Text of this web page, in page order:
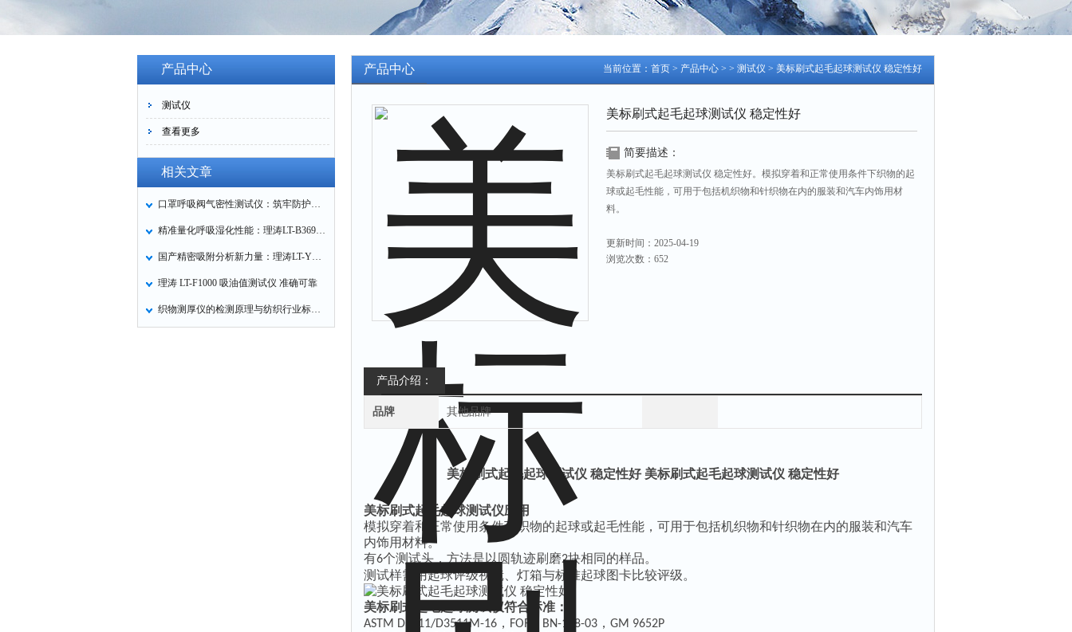
产品中心
测试仪
查看更多
相关文章
口罩呼吸阀气密性测试仪：筑牢防护口罩的质量关卡
精准量化呼吸湿化性能：理涛LT-B369湿化器数据采集装置技术解析
国产精密吸附分析新力量：理涛LT-Y019A全自动高压吸附仪的性能与应用解析
理涛 LT-F1000 吸油值测试仪 准确可靠
织物测厚仪的检测原理与纺织行业标准化应用
当前位置： 首页 > 产品中心 > > 测试仪 > 美标刷式起毛起球测试仪 稳定性好
产品中心
美标刷式起毛起球测试仪 稳定性好
简要描述：
美标刷式起毛起球测试仪 稳定性好。模拟穿着和正常使用条件下织物的起
球或起毛性能，可用于包括机织物和针织物在内的服装和汽车内饰用材
料。
更新时间：2025-04-19
浏览次数：652
产品介绍：
品牌 其他品牌
美标刷式起毛起球测试仪 稳定性好 美标刷式起毛起球测试仪 稳定性好
美标刷式起毛起球测试仪应用
模拟穿着和正常使用条件下织物的起球或起毛性能，可用于包括机织物和针织物在内的服装和汽车
内饰用材料。
有6个测试头，方法是以圆轨迹刷磨2块相同的样品。
测试样需用起球评级视镜、灯箱与标准起球图卡比较评级。
美标刷式起毛起球测试仪符合标准：
ASTM D3511/D3511M-16 ， FORD BN-108-03 ， GM 9652P